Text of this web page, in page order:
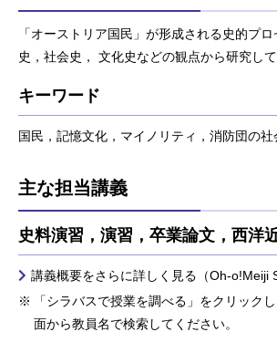
「オーストリア国民」が形成される史的プ
史，社会史， 文化史などの観点から研究して
キーワード
国民，記憶文化，マイノリティ，消防団の社
主な担当講義
史料演習，演習，卒業論文，西洋
講義概要をさらに詳しく見る（Oh-o!Meiji
「シラバスで授業を調べる」をクリック
面から教員名で検索してください。